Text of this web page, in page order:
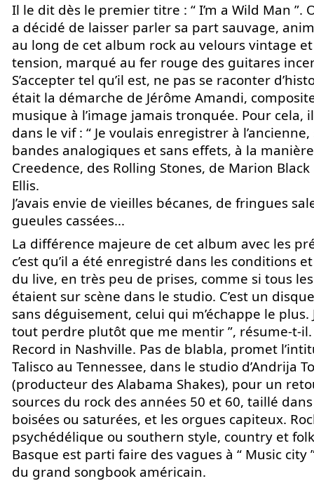
Il le dit dès le premier titre : “ I’m a Wild Man ”.
a décidé de laisser parler sa part sauvage,
au long de cet album rock au velours vintage
tension, marqué au fer rouge des guitares
S’accepter tel qu’il est, ne pas se raconter
était la démarche de Jérôme Amandi,
musique à l’image jamais tronquée. Pour cela,
dans le vif : “ Je voulais enregistrer à
bandes analogiques et sans effets, à la
Creedence, des Rolling Stones, de Marion
Ellis.
J’avais envie de vieilles bécanes, de fringues
gueules cassées...
La différence majeure de cet album avec les
c’est qu’il a été enregistré dans les conditions
du live, en très peu de prises, comme si tous
étaient sur scène dans le studio. C’est un
sans déguisement, celui qui m’échappe le plus.
tout perdre plutôt que me mentir ”, résume-t-
Record in Nashville. Pas de blabla, promet
Talisco au Tennessee, dans le studio d’Andrija
(producteur des Alabama Shakes), pour un
sources du rock des années 50 et 60, taillé
boisées ou saturées, et les orgues capiteux.
psychédélique ou southern style, country et
Basque est parti faire des vagues à “ Music city
du grand songbook américain.